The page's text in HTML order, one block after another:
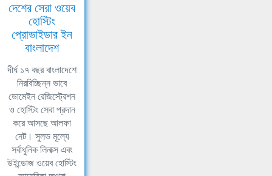
দেশের সেরা ওয়েব
হোস্টিং
প্রোভাইডার ইন
বাংলাদেশ
দীর্ঘ ১৭ বছর বাংলাদেশে
নিরবিচ্ছিন্ন ভাবে
ডোমেইন রেজিস্ট্রেশন
ও হোস্টিং সেবা প্রদান
করে আসছে আলফা
নেট। সুলভ মূল্যে
সর্বাধুনিক লিনাক্স এবং
উইন্ডোজ ওয়েব হোস্টিং